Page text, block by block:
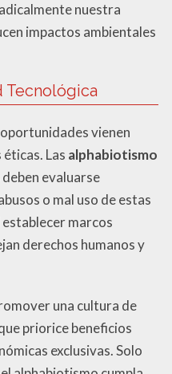
nuestra
impactos ambientales
Tecnológica
vienen
Las alphabiotismo
evaluarse
o mal uso de estas
marcos
derechos humanos y
una cultura de
priorice beneficios
exclusivas. Solo